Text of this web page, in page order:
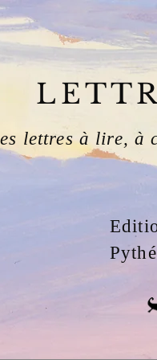
lettres à lire, à